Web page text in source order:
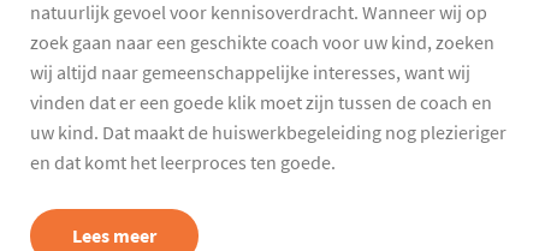
natuurlijk gevoel voor kennisoverdracht. Wanneer wij op
zoek gaan naar een geschikte coach voor uw kind, zoeken
wij altijd naar gemeenschappelijke interesses, want wij
vinden dat er een goede klik moet zijn tussen de coach en
uw kind. Dat maakt de huiswerkbegeleiding nog plezieriger
en dat komt het leerproces ten goede.
Lees meer